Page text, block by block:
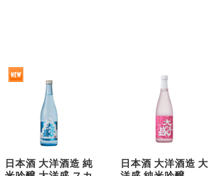
日本酒 大洋酒造 純
日本酒 大洋酒造 大